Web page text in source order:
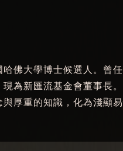
佛大學博士候選人。曾
為新匯流基金會董事長
厚重的知識，化為淺顯